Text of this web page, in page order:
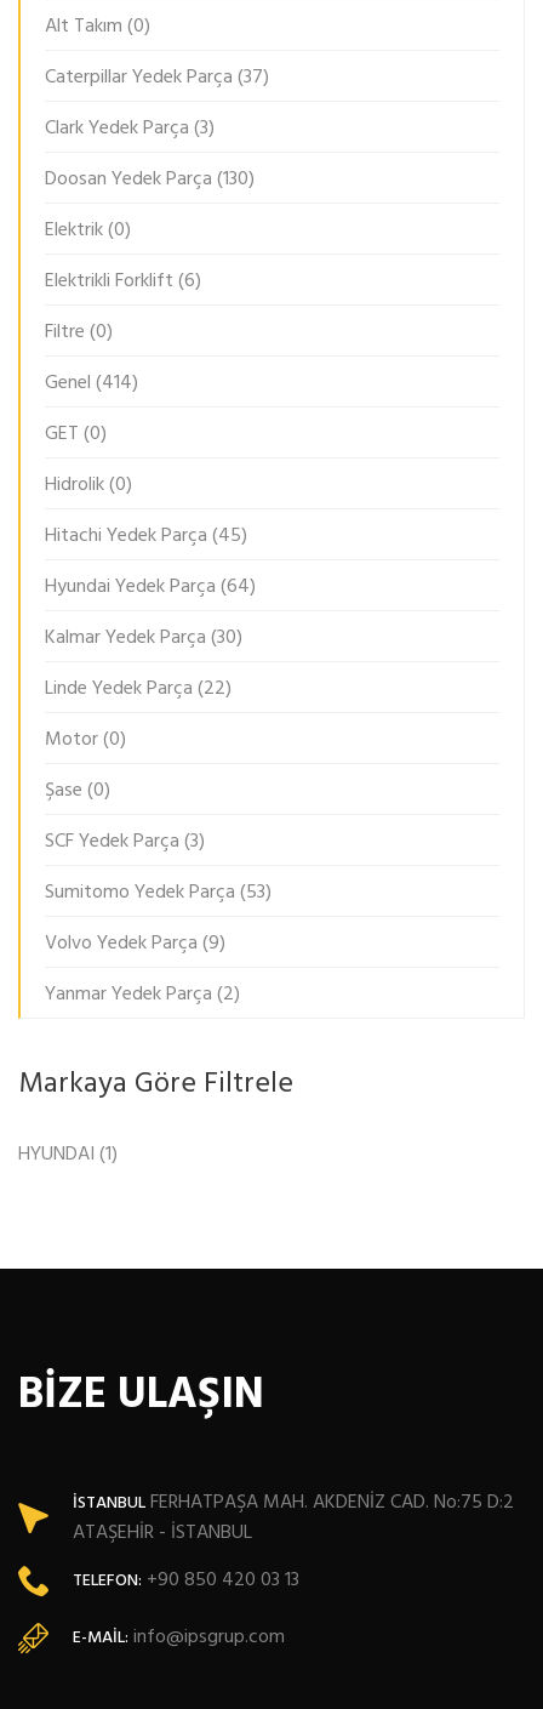
Alt Takım(0)
Caterpillar Yedek Parça(37)
Clark Yedek Parça(3)
Doosan Yedek Parça(130)
Elektrik(0)
Elektrikli Forklift(6)
Filtre(0)
Genel(414)
GET(0)
Hidrolik(0)
Hitachi Yedek Parça(45)
Hyundai Yedek Parça(64)
Kalmar Yedek Parça(30)
Linde Yedek Parça(22)
Motor(0)
Şase(0)
SCF Yedek Parça(3)
Sumitomo Yedek Parça(53)
Volvo Yedek Parça(9)
Yanmar Yedek Parça(2)
Markaya Göre Filtrele
HYUNDAI(1)
BİZE ULAŞIN
İSTANBULFERHATPAŞA MAH. AKDENİZ CAD. No:75 D:2
ATAŞEHİR - İSTANBUL
TELEFON: +90 850 420 03 13
E-MAIL: info@ipsgrup.com